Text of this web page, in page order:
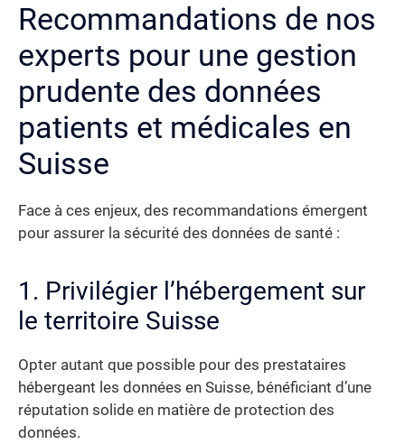
Recommandations de nos
experts pour une gestion
prudente des données
patients et médicales en
Suisse
Face à ces enjeux, des recommandations émergent
pour assurer la sécurité des données de santé :
1. Privilégier l’hébergement sur
le territoire Suisse
Opter autant que possible pour des prestataires
hébergeant les données en Suisse, bénéficiant d’une
réputation solide en matière de protection des
données.